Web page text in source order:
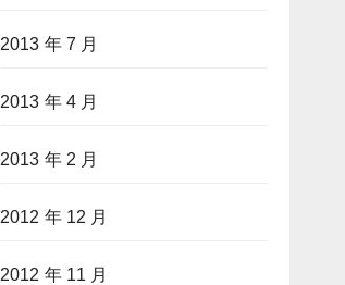
2013 年 7 月
2013 年 4 月
2013 年 2 月
2012 年 12 月
2012 年 11 月